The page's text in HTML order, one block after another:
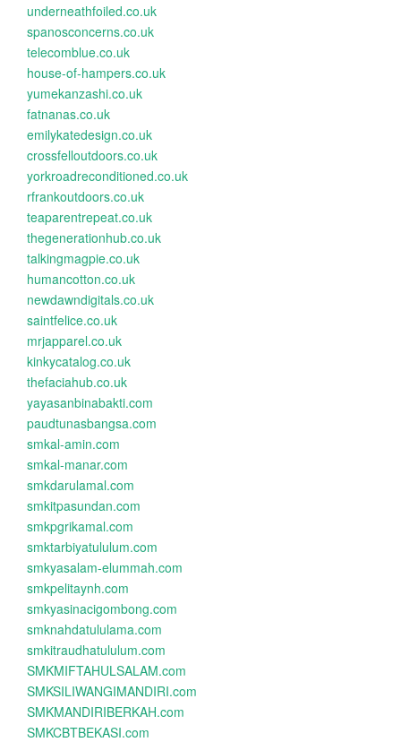
underneathfoiled.co.uk
spanosconcerns.co.uk
telecomblue.co.uk
house-of-hampers.co.uk
yumekanzashi.co.uk
fatnanas.co.uk
emilykatedesign.co.uk
crossfelloutdoors.co.uk
yorkroadreconditioned.co.uk
rfrankoutdoors.co.uk
teaparentrepeat.co.uk
thegenerationhub.co.uk
talkingmagpie.co.uk
humancotton.co.uk
newdawndigitals.co.uk
saintfelice.co.uk
mrjapparel.co.uk
kinkycatalog.co.uk
thefaciahub.co.uk
yayasanbinabakti.com
paudtunasbangsa.com
smkal-amin.com
smkal-manar.com
smkdarulamal.com
smkitpasundan.com
smkpgrikamal.com
smktarbiyatululum.com
smkyasalam-elummah.com
smkpelitaynh.com
smkyasinacigombong.com
smknahdatululama.com
smkitraudhatululum.com
SMKMIFTAHULSALAM.com
SMKSILIWANGIMANDIRI.com
SMKMANDIRIBERKAH.com
SMKCBTBEKASI.com